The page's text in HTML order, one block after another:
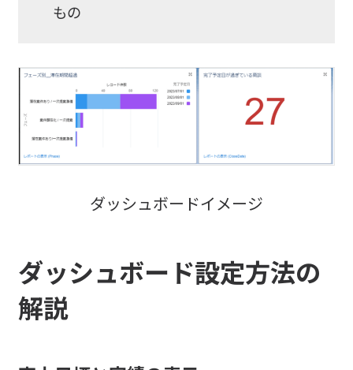
もの
ダッシュボードイメージ
ダッシュボード設定方法の
解説